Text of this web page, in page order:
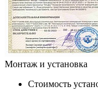
Монтаж и установка
Стоимость